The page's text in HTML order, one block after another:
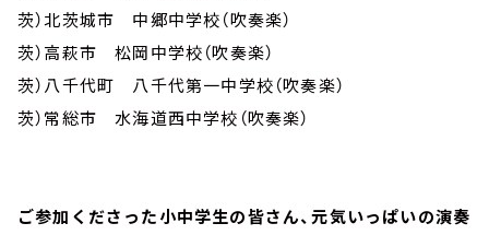
茨）北茨城市 中郷中学校（吹奏楽）
茨）高萩市 松岡中学校（吹奏楽）
茨）八千代町 八千代第一中学校（吹奏楽）
茨）常総市 水海道西中学校（吹奏楽）
ご参加くださった小中学生の皆さん、元気いっぱいの演奏